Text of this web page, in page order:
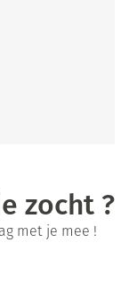
zocht ?
met je mee !